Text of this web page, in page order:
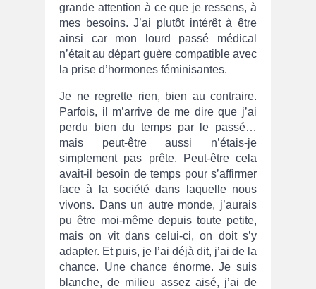
grande attention à ce que je ressens, à
mes besoins. J’ai plutôt intérêt à être
ainsi car mon lourd passé médical
n’était au départ guère compatible avec
la prise d’hormones féminisantes.
Je ne regrette rien, bien au contraire.
Parfois, il m’arrive de me dire que j’ai
perdu bien du temps par le passé…
mais peut-être aussi n’étais-je
simplement pas prête. Peut-être cela
avait-il besoin de temps pour s’affirmer
face à la société dans laquelle nous
vivons. Dans un autre monde, j’aurais
pu être moi-même depuis toute petite,
mais on vit dans celui-ci, on doit s’y
adapter. Et puis, je l’ai déjà dit, j’ai de la
chance. Une chance énorme. Je suis
blanche, de milieu assez aisé, j’ai de